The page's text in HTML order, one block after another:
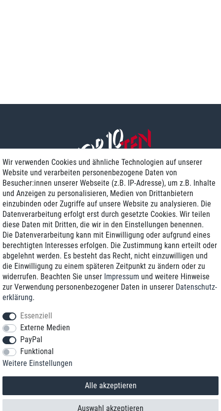
Zustellung am nächsten Werktag
Günstiger Versand
Generalüberholt mit Garantie
+49 8989 96160*
*Sie erreichen uns zum Ortstarif von Montag bis Freitag von 9 Uhr - 18 Uhr.
© 2018 TOP TEN Computervertrieb GmbH
Wir verwenden Cookies und ähnliche Technologien auf unserer
Website und verarbeiten personenbezogene Daten von
Besucher:innen unserer Webseite (z.B. IP-Adresse), um z.B. Inhalte
und Anzeigen zu personalisieren, Medien von Drittanbietern
einzubinden oder Zugriffe auf unsere Website zu analysieren. Die
Datenverarbeitung erfolgt erst durch gesetzte Cookies. Wir teilen
diese Daten mit Dritten, die wir in den Einstellungen benennen.
Die Datenverarbeitung kann mit Einwilligung oder aufgrund eines
berechtigten Interesses erfolgen. Die Zustimmung kann erteilt oder
abgelehnt werden. Es besteht das Recht, nicht einzuwilligen und
die Einwilligung zu einem späteren Zeitpunkt zu ändern oder zu
widerrufen. Beachten Sie unser Impressum und weitere Hinweise
zur Verwendung personenbezogener Daten in unserer Daten­schutz­
erklärung.
Essenziell
Externe Medien
PayPal
Funktional
Weitere Einstellungen
Alle akzeptieren
Auswahl akzeptieren